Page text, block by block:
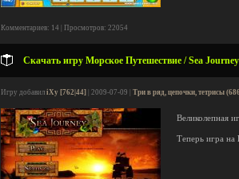
Комментариев: 14 | Просмотров: 22054
Скачать игру Морское Путешествие / Sea
Игру добавил iXy [762|44] | 2009-07-09 | Три в ряд, цепочки, тетрисы
Великолепная
Теперь игра на